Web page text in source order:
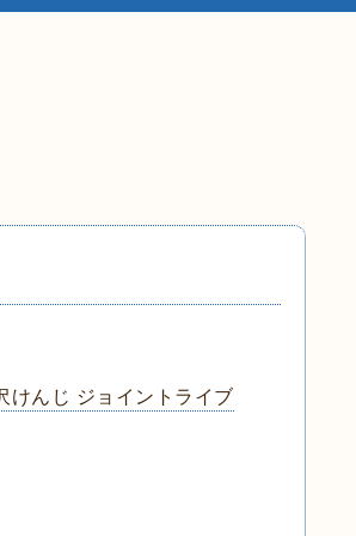
けんじ ジョイントライブ